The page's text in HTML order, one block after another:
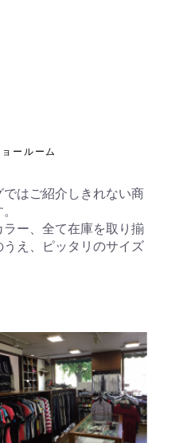
ョールーム
はご紹介しきれない商
ー、全て在庫を取り揃
え、ピッタリのサイズ